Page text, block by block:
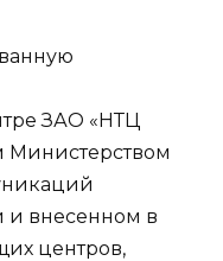
ЗАО «НТЦ
Министерством
внесенном в
центров,